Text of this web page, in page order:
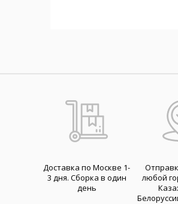
Доставка по Москве 1-
3 дня. Cборка в один
день
любой